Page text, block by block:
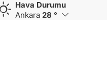
CAD
34,1883
Hava Durumu
Ankara 28 °